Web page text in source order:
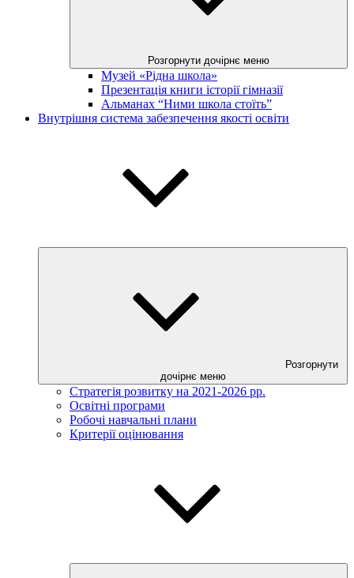
Розгорнути дочірнє меню
Музей «Рідна школа»
Презентація книги історії гімназії
Альманах “Ними школа стоїть”
Внутрішня система забезпечення якості освіти
Розгорнути
дочірнє меню
Стратегія розвитку на 2021-2026 рр.
Освітні програми
Робочі навчальні плани
Критерії оцінювання